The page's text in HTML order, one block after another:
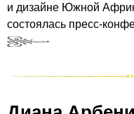
и дизайне Южной
состоялась пресс-